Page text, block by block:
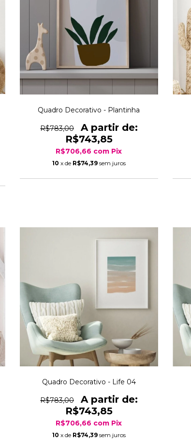
Quadro Decorativo - Plantinha
R$783,00
R$743,85
R$706,66 com Pix
10 x de R$74,39 sem juros
Quadro Decorativo - Life 04
R$783,00
R$743,85
R$706,66 com Pix
10 x de R$74,39 sem juros